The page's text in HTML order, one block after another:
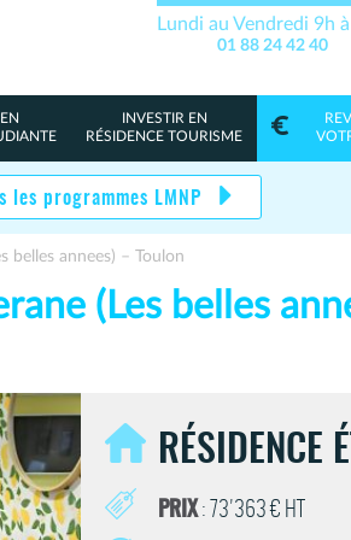
INVESTIR EN
RÉSIDENCE TOURISME
Lundi au Vendredi 9h
01 88 24 42 40
les programmes LMNP
(Les belles
RÉSIDENCE
PRIX: 73'363 € HT
belles annees) – Toulon